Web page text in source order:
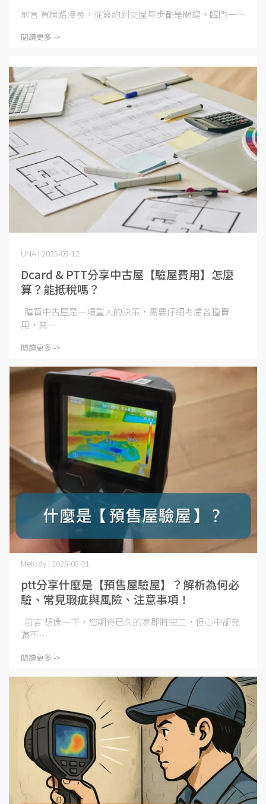
前言 買房路漫長，從簽約到交屋每步都是關鍵。臨門一⋯
閱讀更多 ->
Dcard & PTT分享中古屋【驗屋費用】怎麼
算？能抵稅嗎？
UNA | 2025-09-12
購買中古屋是一項重大的決策，需要仔細考慮各種費
用，其⋯
閱讀更多 ->
ptt分享什麼是【預售屋驗屋】？解析為何必
驗、常見瑕疵與風險、注意事項！
Melody | 2025-08-21
前言 想像一下，您期待已久的家即將完工，但心中卻充
滿不⋯
閱讀更多 ->